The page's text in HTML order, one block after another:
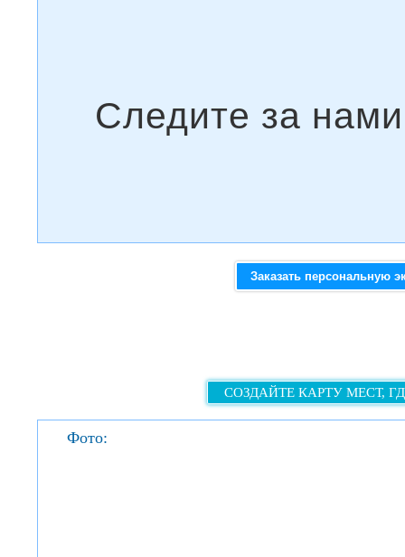
Заказать персональную
СОЗДАЙТЕ КАРТУ МЕСТ,
Фото: